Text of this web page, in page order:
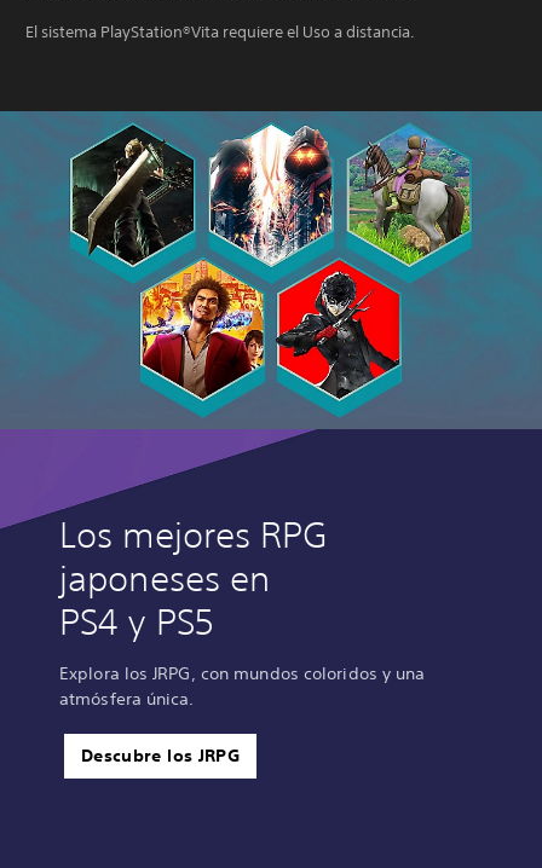
El sistema PlayStation®Vita requiere el Uso a distancia.
Los mejores RPG
japoneses en
PS4 y PS5
Explora los JRPG, con mundos coloridos y una
atmósfera única.
Descubre los JRPG